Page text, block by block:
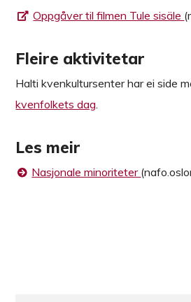
Oppgåver til filmen Tule sisäle
Fleire aktivitetar
Halti kvenkultursenter har ei side
kvenfolkets dag
Les meir
Nasjonale minoriteter